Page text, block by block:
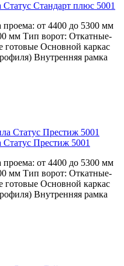
Стандарт плюс 5001
от 4400 до 5300 мм
мм Тип ворот: Откатные-
готовые Основной каркас
Внутренняя рамка
Престиж 5001
от 4400 до 5300 мм
мм Тип ворот: Откатные-
готовые Основной каркас
Внутренняя рамка